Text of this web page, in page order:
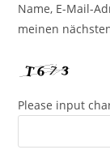
Name, E-Mail-
meinen
Please input